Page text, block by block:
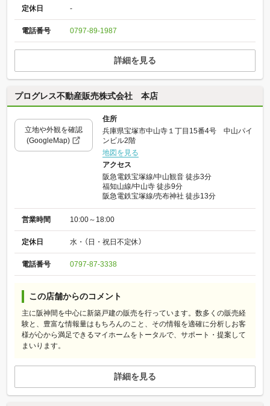
定休日 -
電話番号 0797-89-1987
詳細を見る
プログレス不動産販売株式会社 本店
立地や外観を確認
(GoogleMap)
住所
兵庫県宝塚市中山寺１丁目15番4号 中山パイ
ンビル2階
地図を見る
アクセス
阪急電鉄宝塚線/中山観音 徒歩3分
福知山線/中山寺 徒歩9分
阪急電鉄宝塚線/売布神社 徒歩13分
営業時間 10:00～18:00
定休日 水・（日・祝日不定休）
電話番号 0797-87-3338
この店舗からのコメント
主に阪神間を中心に新築戸建の販売を行っています。数多くの販売経
験と、豊富な情報量はもちろんのこと、その情報を適確に分析しお客
様が心から満足できるマイホームをトータルで、サポート・提案して
まいります。
詳細を見る